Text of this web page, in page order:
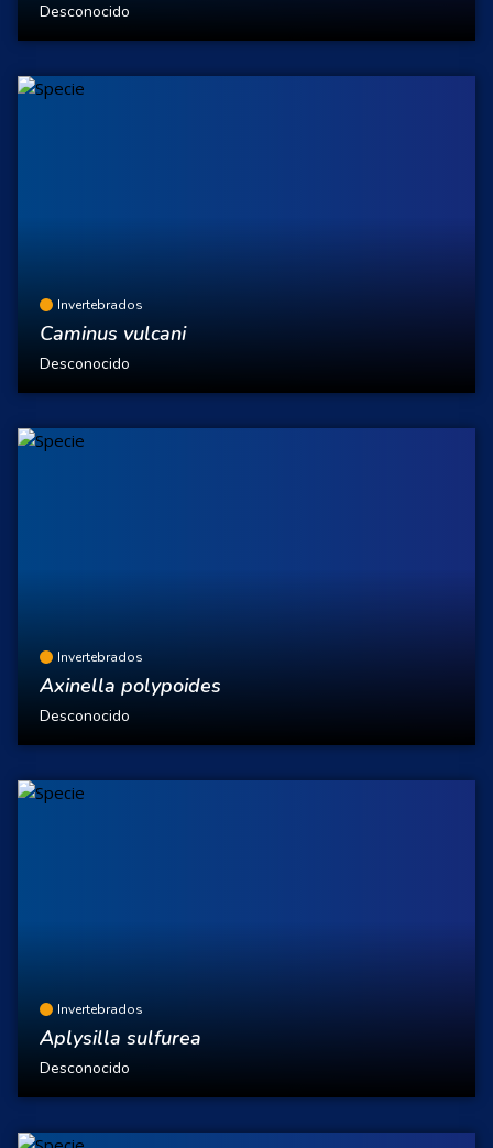
Desconocido
Invertebrados
Caminus vulcani
Desconocido
Invertebrados
Axinella polypoides
Desconocido
Invertebrados
Aplysilla sulfurea
Desconocido